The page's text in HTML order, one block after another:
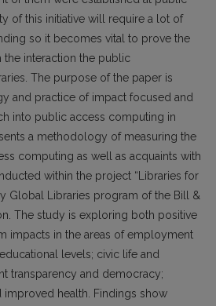
of this initiative will require a lot of
so it becomes vital to prove the
the interaction the public
The purpose of the paper is
and practice of impact focused and
into public access computing in
a methodology of measuring the
computing as well as acquaints with
within the project “Libraries for
Global Libraries program of the Bill &
The study is exploring both positive
impacts in the areas of employment
levels; civic life and
transparency and democracy;
improved health. Findings show